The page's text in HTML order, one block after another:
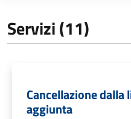
Servizi (11)
Cancellazione
aggiunta